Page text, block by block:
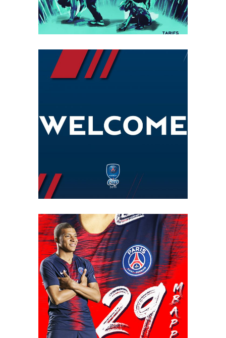
GERMAIN ACADEMY
CUP 2019
KILLIAN MBAPPÉ –
MAILLOT 2018/2019